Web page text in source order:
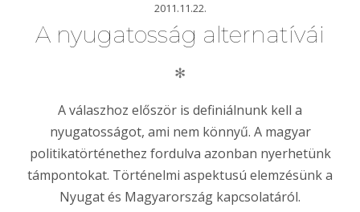
2011.11.22.
A nyugatosság alternatívái
✻
A válaszhoz először is definiálnunk kell a
nyugatosságot, ami nem könnyű. A magyar
politikatörténethez fordulva azonban nyerhetünk
támpontokat. Történelmi aspektusú elemzésünk a
Nyugat és Magyarország kapcsolatáról.